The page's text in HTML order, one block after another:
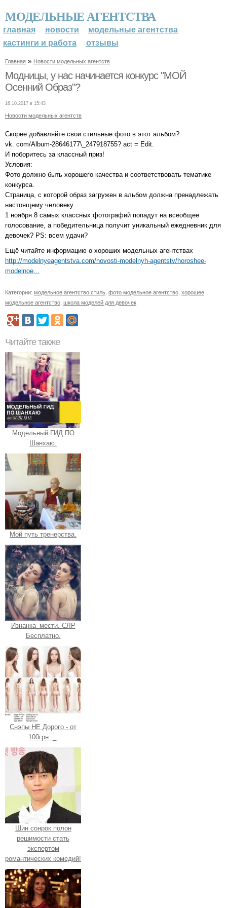
МОДЕЛЬНЫЕ АГЕНТСТВА
главная новости
модельные агентства
кастинги и работа
отзывы
Главная » Новости модельных агентств
Модницы, у нас начинается конкурс "МОЙ
Осенний Образ"?
16.10.2017 в 15:43
Новости модельных агентств
Скорее добавляйте свои стильные фото в этот альбом?
vk. com/Album-28646177\_247918755? act = Edit.
И поборитесь за классный приз!
Условия:
Фото должно быть хорошего качества и соответствовать тематике
конкурса.
Страница, с которой образ загружен в альбом должна пренадлежать
настоящему человеку.
1 ноября 8 самых классных фотографий попадут на всеобщее
голосование, а победительница получит уникальный ежедневник для
девочек? PS: всем удачи?
Ещё читайте информацию о хороших модельных агентствах
http://modelnyeagentstva.com/novosti-modelnyh-agentstv/horoshee-
modelnoe...
Категории: модельное агентство стиль фото модельное агентство хорошее
модельное агентство школа моделей для девочек
Читайте также
Модельный ГИД ПО
Шанхаю.
Мой путь тренерства.
Изнанка_мести. СЛР
Бесплатно.
Снэпы НЕ Дорого - от
100грн. _.
Шин сонрок полон
решимости стать
экспертом
романтических комедий!